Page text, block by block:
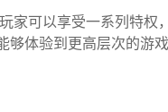
家可以享受一系列特权
体验到更高层次的游戏